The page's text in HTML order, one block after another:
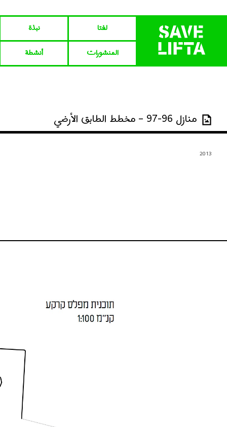
لفتا‎‎
نبذة
المنشورات
أنشطة
منازل 96-97 – مخطط الطابق الأرضي
2013